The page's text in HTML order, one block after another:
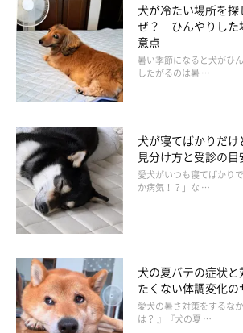
小型犬は8才、猫は7才から中高齢期、12才
す。迎えてからあっという間のような気がし
を受けた犬猫の約70％に健康上、気になる点
いうデータに驚いている来場者もたくさんい
犬猫と暮らしていて心配なことがあったと
いいですよね。ペットに関わる専門家は、獣
専門店スタッフやトリマー、ブリーダー、ト
ードメーカーなど多岐に渡ります。
家を見つけておくと安心だと思いました。
獣医師ジョージ先生とロイヤルカナン山本社
ナンとペットの真の健康！今すぐチェック！
犬が冷たい場所を探
ぜ？ ひんやりした
意点
暑い季節になると犬がひ
したがるのは暑 …
犬が寝てばかりだ
見分け方と受診の
愛犬がいつも寝てばかり
か病気！？」な …
犬の夏バテの症状
たくない体調変化の
愛犬の暑さ対策をするな
は？ 』『犬の夏 …